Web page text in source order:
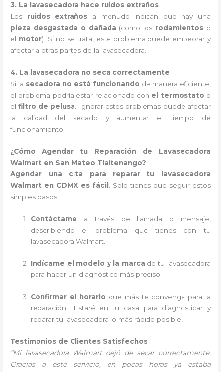
3. La lavasecadora hace ruidos extraños
Los ruidos extraños a menudo indican que hay una
pieza desgastada o dañada (como los rodamientos o
el motor). Si no se trata, este problema puede empeorar y
afectar a otras partes de la lavasecadora.
4. La lavasecadora no seca correctamente
Si la secadora no está funcionando de manera eficiente,
el problema podría estar relacionado con el termostato o
elfiltro de pelusa . Ignorar estos problemas puede afectar
la calidad del secado y aumentar el tiempo de
funcionamiento.
¿Cómo Agendar tu Reparación de Lavasecadora
Walmart en San Mateo Tlaltenango?
Agendar una cita para reparar tu lavasecadora
Walmart en CDMX es fácil
. Solo tienes que seguir estos
simples pasos:
Contáctame a través de llamada o mensaje,
describiendo el problema que tienes con tu
lavasecadora Walmart.
Indícame el modelo y la marca de tu lavasecadora
para hacer un diagnóstico más preciso.
Confirmar el horario que más te convenga para la
reparación. ¡Estaré en tu casa para diagnosticar y
reparar tu lavasecadora lo más rápido posible!
Testimonios de Clientes Satisfechos
“Mi lavasecadora Walmart dejó de secar correctamente.
Gracias a este servicio, en pocas horas ya estaba